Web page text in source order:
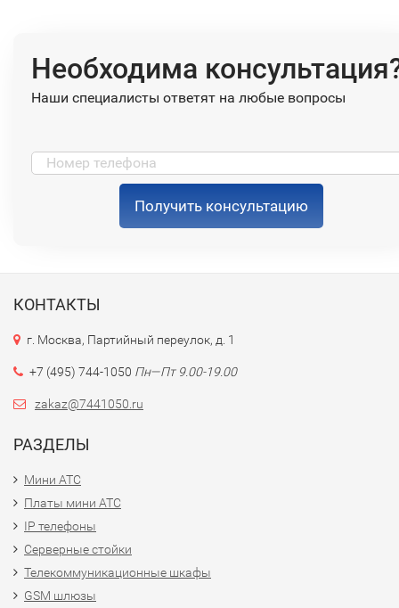
Необходима
Наши специалисты ответят на любые вопросы
Получить консультацию
КОНТАКТЫ
г. Москва, Партийный переулок, д. 1
+7 (495) 744-1050 Пн—Пт 9.00-19.00
zakaz@7441050.ru
РАЗДЕЛЫ
Мини АТС
Платы мини АТС
IP телефоны
Серверные стойки
Телекоммуникационные шкафы
GSM шлюзы